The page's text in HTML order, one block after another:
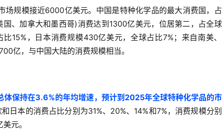
场规模接近6000亿美元。中国是特种化学品的最大消费国，
、加拿大和墨西哥)消费达到1300亿美元，位居第二，占全
15%，日本消费规模430亿美元，全球占比7%；来自南美
亿，与中国大陆的消费规模相当。
体保持在3.6%的年均增速，预计到2025年全球特种化学品的
日本的消费占比分别为31%、20%、14%和7%，消费规模分
元。